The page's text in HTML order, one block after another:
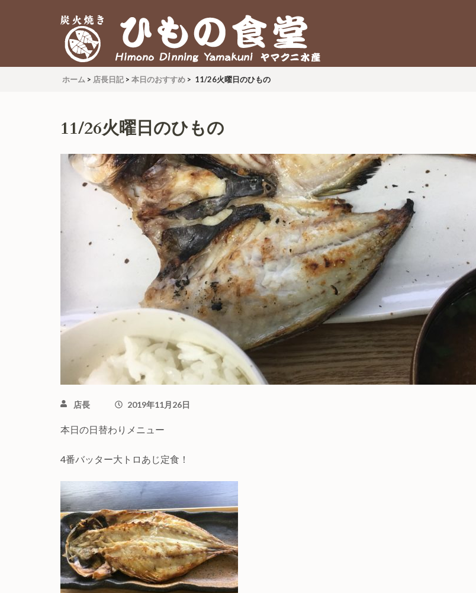
炭火焼 ひもの食堂 ヤマクニ水産
ホーム > 店長日記 > 本日のおすすめ > 11/26火曜日のひもの
11/26火曜日のひもの
店長 2019年11月26日
本日の日替わりメニュー
4番バッター大トロあじ定食！